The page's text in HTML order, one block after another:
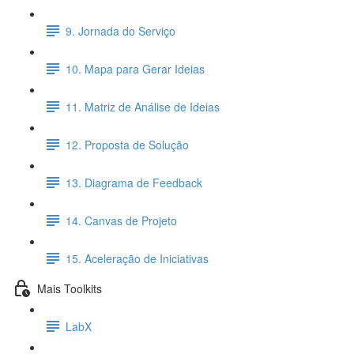
9. Jornada do Serviço
10. Mapa para Gerar Ideias
11. Matriz de Análise de Ideias
12. Proposta de Solução
13. Diagrama de Feedback
14. Canvas de Projeto
15. Aceleração de Iniciativas
Mais Toolkits
LabX